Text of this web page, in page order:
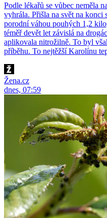
Podle lékařů se vůbec neměla
vyhrála. Přišla na svět na konci
porodní váhou pouhých 1,2
téměř devět let závislá na
aplikovala nitrožilně. To byl
příběhu. To nejtěžší Karolínu
Žena.cz
dnes, 07:59